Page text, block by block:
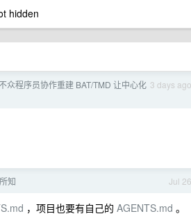
hidden
3 days ago
众程序员协作重建 BAT/TMD 让中心化
Jul 26
知
，项目也要有自己的 AGENTS.md 。